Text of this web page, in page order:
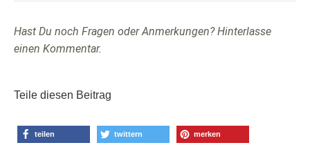
Hast Du noch Fragen oder Anmerkungen? Hinterlasse
einen Kommentar.
Teile diesen Beitrag
teilen twittern merken